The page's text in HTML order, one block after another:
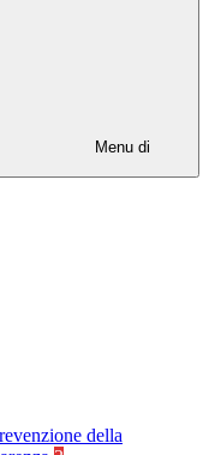
Menu di
della